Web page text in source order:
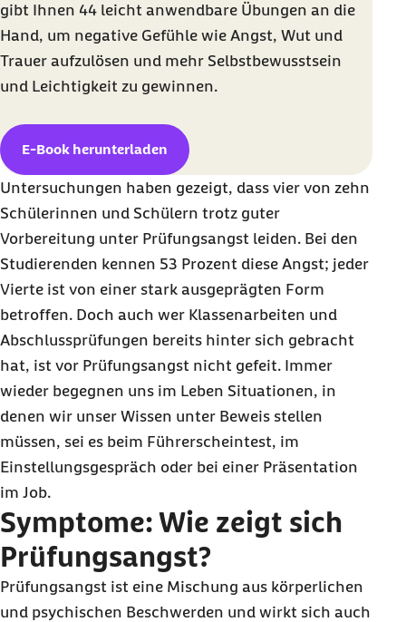
gibt Ihnen 44 leicht anwendbare Übungen an die
Hand, um negative Gefühle wie Angst, Wut und
Trauer aufzulösen und mehr Selbstbewusstsein
und Leichtigkeit zu gewinnen.
E-Book herunterladen
Untersuchungen haben gezeigt, dass vier von zehn
Schülerinnen und Schülern trotz guter
Vorbereitung unter Prüfungsangst leiden. Bei den
Studierenden kennen 53 Prozent diese Angst; jeder
Vierte ist von einer stark ausgeprägten Form
betroffen. Doch auch wer Klassenarbeiten und
Abschlussprüfungen bereits hinter sich gebracht
hat, ist vor Prüfungsangst nicht gefeit. Immer
wieder begegnen uns im Leben Situationen, in
denen wir unser Wissen unter Beweis stellen
müssen, sei es beim Führerscheintest, im
Einstellungsgespräch oder bei einer Präsentation
im Job.
Symptome: Wie zeigt sich
Prüfungsangst?
Prüfungsangst ist eine Mischung aus körperlichen
und psychischen Beschwerden und wirkt sich auch